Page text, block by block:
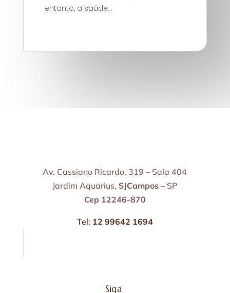
entanto, a saúde...
Av. Cassiano Ricardo, 319 – Sala 404
Jardim Aquarius, SJCampos – SP
Cep 12246-870
Tel: 12 99642 1694
Siga